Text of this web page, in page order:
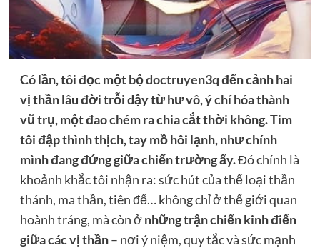
Có lần, tôi đọc một bộdoctruyen3qđến cảnh hai
vị thần lâu đời trỗi dậy từ hư vô, ý chí hóa thành
vũ trụ, một đao chém ra chia cắt thời không. Tim
tôi đập thình thịch, tay mồ hôi lạnh, như chính
mình đang đứng giữa chiến trường ấy.Đó chính là
khoảnh khắc tôi nhận ra: sức hút của thể loại thần
thánh, ma thần, tiên đế… không chỉ ở thế giới quan
hoành tráng, mà còn ởnhững trận chiến kinh điển
giữa các vị thần– nơi ý niệm, quy tắc và sức mạnh